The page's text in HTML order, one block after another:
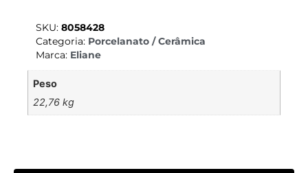
SKU: 8058428
Categoria: Porcelanato / Cerâmica
Marca: Eliane
Peso
22,76 kg